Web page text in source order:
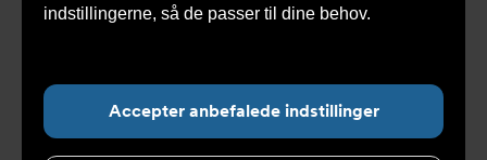
indstillingerne, så de passer til dine behov.
Accepter anbefalede indstillinger
her:
Food & Pharma